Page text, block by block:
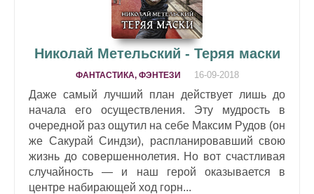
Николай Метельский - Теряя маски
ФАНТАСТИКА, ФЭНТЕЗИ 16-09-2018
Даже самый лучший план действует лишь до
начала его осуществления. Эту мудрость в
очередной раз ощутил на себе Максим Рудов (он
же Сакурай Синдзи), распланировавший свою
жизнь до совершеннолетия. Но вот счастливая
случайность — и наш герой оказывается в
центре набирающей ход горн...